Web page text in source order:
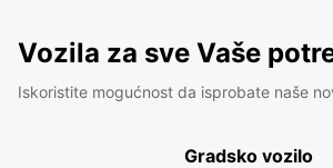
Vozila za sve Vaše
Iskoristite mogućnost da isprobate naše
Gradsko vozilo